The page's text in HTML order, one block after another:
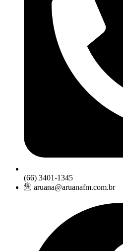
(66) 3401-1345
aruana@aruanafm.com.br